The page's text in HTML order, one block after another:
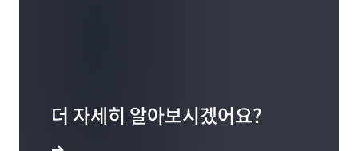
더 자세히 알아보시겠어요?